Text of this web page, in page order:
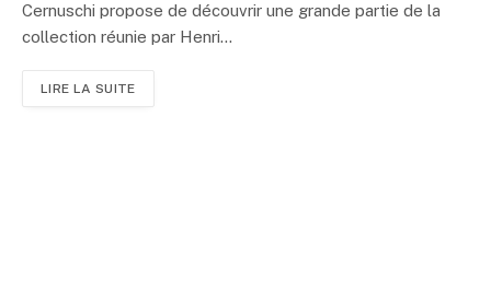
Cernuschi propose de découvrir une grande partie de la
collection réunie par Henri...
LIRE LA SUITE